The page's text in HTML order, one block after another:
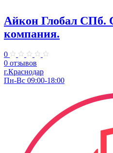
Айкон Глобал СПб.
компания.
0
0 отзывов
г.Краснодар
Пн-Вс 09:00-18:00